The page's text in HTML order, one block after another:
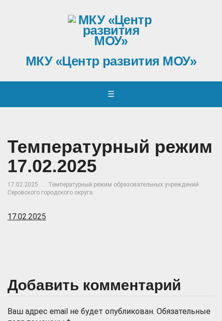
МКУ «Центр развития МОУ»
☰
Температурный режим
17.02.2025
17.02.2025
Температурный режим образовательных учреждений
Серовского городского округа
17.02.2025
Добавить комментарий
Ваш адрес email не будет опубликован. Обязательные